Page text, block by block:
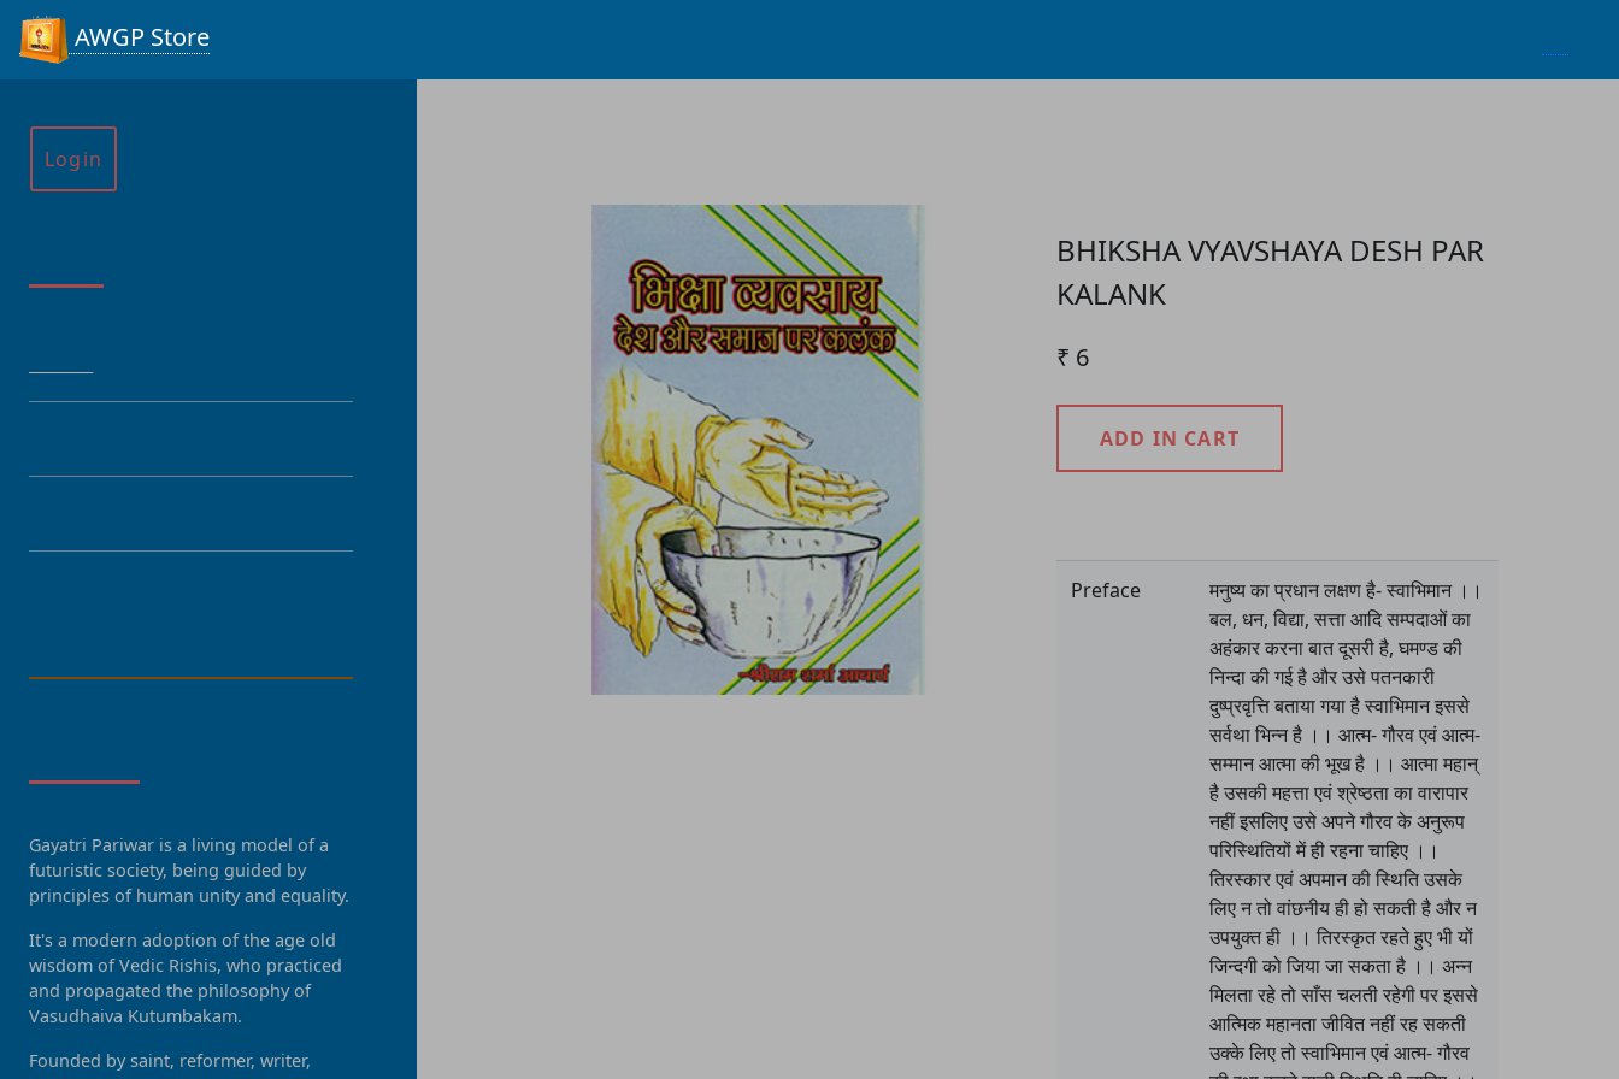
AWGP Store
BHIKSHA VYAVSHAYA DESH PAR
KALANK
₹ 6
ADD IN CART
Preface
मनुष्य का प्रधान लक्षण है- स्वाभिमान ।।
बल, धन, विद्या, सत्ता आदि सम्पदाओं का
अहंकार करना बात दूसरी है, घमण्ड की
निन्दा की गई है और उसे पतनकारी
दुष्प्रवृत्ति बताया गया है स्वाभिमान इससे
सर्वथा भिन्न है ।। आत्म- गौरव एवं आत्म-
सम्मान आत्मा की भूख है ।। आत्मा महान्
है उसकी महत्ता एवं श्रेष्ठता का वारापार
नहीं इसलिए उसे अपने गौरव के अनुरूप
परिस्थितियों में ही रहना चाहिए ।।
तिरस्कार एवं अपमान की स्थिति उसके
लिए न तो वांछनीय ही हो सकती है और न
उपयुक्त ही ।। तिरस्कृत रहते हुए भी यों
जिन्दगी को जिया जा सकता है ।। अन्न
मिलता रहे तो साँस चलती रहेगी पर इससे
आत्मिक महानता जीवित नहीं रह सकती
उक्के लिए तो स्वाभिमान एवं आत्म- गौरव
Login
Gayatri Pariwar is a living model of a
futuristic society, being guided by
principles of human unity and equality.
It's a modern adoption of the age old
wisdom of Vedic Rishis, who practiced
and propagated the philosophy of
Vasudhaiva Kutumbakam.
Founded by saint, reformer, writer,